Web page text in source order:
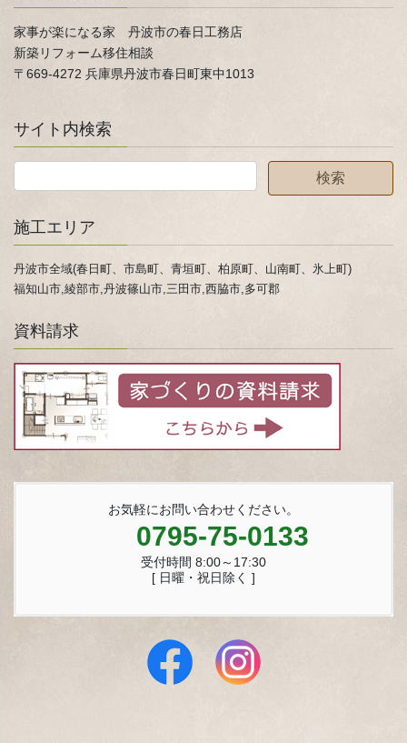
家事が楽になる家 丹波市の春日工務店
新築リフォーム移住相談
〒669-4272 兵庫県丹波市春日町東中1013
サイト内検索
施工エリア
丹波市全域(春日町、市島町、青垣町、柏原町、山南町、氷上町)
福知山市,綾部市,丹波篠山市,三田市,西脇市,多可郡
資料請求
お気軽にお問い合わせください。
0795-75-0133
受付時間 8:00～17:30
[ 日曜・祝日除く ]